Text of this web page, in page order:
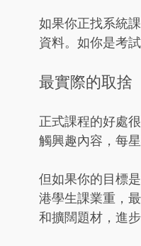
如果你正找系統
資料。如你是考
最實際的取捨
正式課程的好處
觸興趣內容，每
但如果你的目標
港學生課業重，
和擴闊題材，進步